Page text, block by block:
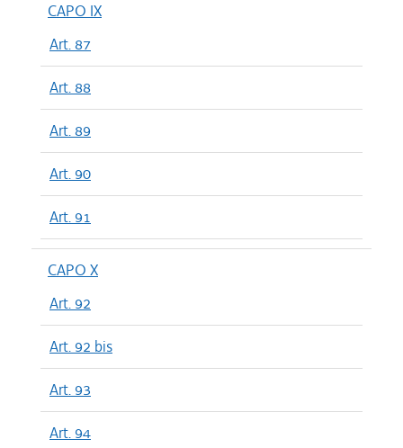
CAPO IX
Art. 87
Art. 88
Art. 89
Art. 90
Art. 91
CAPO X
Art. 92
Art. 92 bis
Art. 93
Art. 94